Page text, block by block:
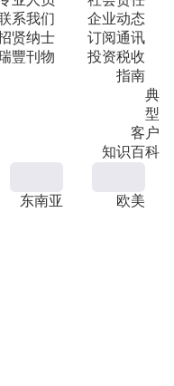
系我们
贤纳士
豐刊物
企业动态
订阅通讯
投资税收
指南
典
型
客户
知识百科
东南亚 欧美